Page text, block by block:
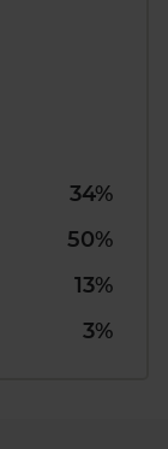
34%
50%
13%
3%